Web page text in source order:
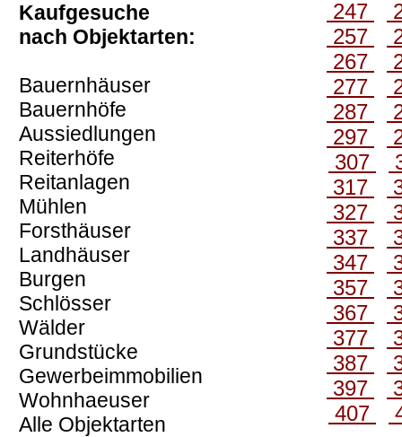
Kaufgesuche
nach Objektarten:
Bauernhäuser
Bauernhöfe
Aussiedlungen
Reiterhöfe
Reitanlagen
Mühlen
Forsthäuser
Landhäuser
Burgen
Schlösser
Wälder
Grundstücke
Gewerbeimmobilien
Wohnhaeuser
Alle Objektarten
247
257
267
277
287
297
307
317
327
337
347
357
367
377
387
397
407